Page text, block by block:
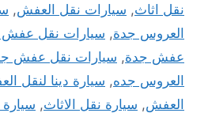
نقل اثاث, سيارات نقل العفش,
العروس جدة, سيارات نقل عفش
عفش جدة, سيارات نقل عفش
العروس جده, سيارة دينا لنقل
العفش, سيارة نقل الاثاث,